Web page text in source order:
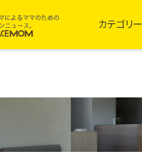
カテゴリー